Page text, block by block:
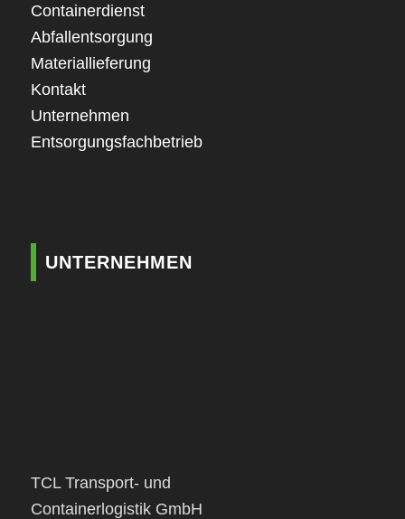
Containerdienst
Abfallentsorgung
Materiallieferung
Kontakt
Unternehmen
Entsorgungsfachbetrieb
UNTERNEHMEN
TCL Transport- und
Containerlogistik GmbH